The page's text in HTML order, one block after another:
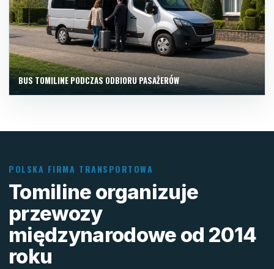
BUS TOMILINE PODCZAS ODBIORU PASAŻERÓW
POLSKA FIRMA TRANSPORTOWA
Tomiline organizuje
przewozy
międzynarodowe od 2014
roku